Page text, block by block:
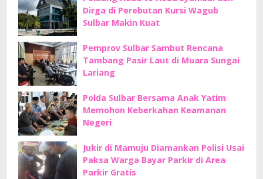
Dirga di Perebutan Kursi Wagub
Sulbar Makin Kuat
Pemprov Sulbar Sambut Rencana
Tambang Pasir Laut di Muara Sungai
Lariang
Polda Sulbar Bersama Anak Yatim
Memohon Keberkahan Keamanan
Negeri
Jukir di Mamuju Diamankan Polisi Usai
Paksa Warga Bayar Parkir di Area
Parkir Gratis